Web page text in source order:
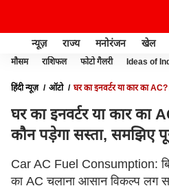
न्यूज़ राज्य मनोरंजन खेल
मौसम राशिफल फोटो गैलरी Ideas of
हिंदी न्यूज़ ऑटो
घर का इनवर्टर या कार का
घर का इनवर्टर या कार का
कौन पड़ेगा सस्ता, समझिए
Car AC Fuel Consumption:
का AC चलाना आसान विकल्प लग